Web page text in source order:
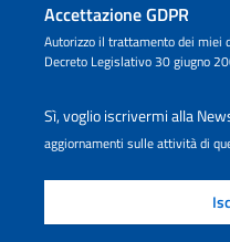
Accettazione GDPR
Autorizzo il trattamento dei miei
Decreto Legislativo 30 giugno
Sì, voglio iscrivermi alla
aggiornamenti sulle attività di